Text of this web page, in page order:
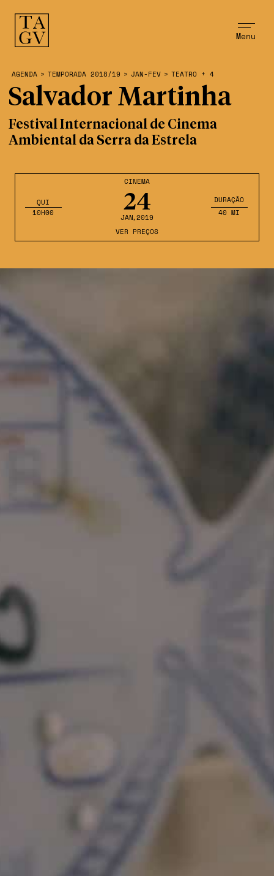
Menu
CINEMA
24
JAN,2019
QUI
10H00
DURAÇÃO
40 MI
VER PREÇOS
AGENDA > TEMPORADA 2018/19 > JAN-FEV > TEATRO + 4
Salvador Martinha
Festival Internacional de Cinema
Ambiental da Serra da Estrela